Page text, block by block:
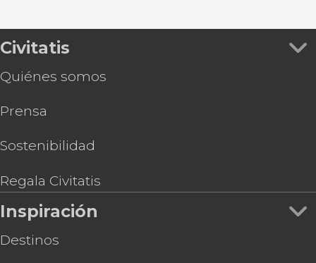
Civitatis
Quiénes somos
Prensa
Sostenibilidad
Regala Civitatis
Inspiración
Destinos